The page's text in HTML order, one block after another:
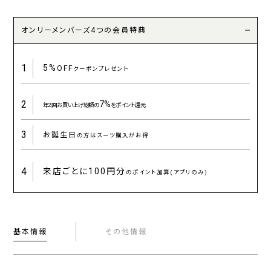
オンリーメンバーズ4つの会員特典
1 5%OFFクーポンプレゼント
2 年2回お買い上げ総額の7%をポイント還元
3 お誕生日 の方はスーツ購入がお得
4 来店ごとに100円分 のポイント加算(アプリのみ)
基本情報 その他情報